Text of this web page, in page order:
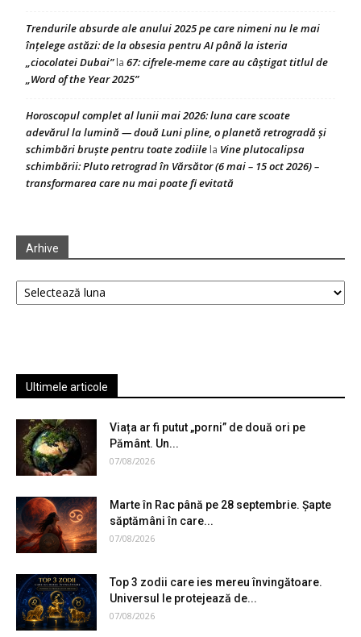
Trendurile absurde ale anului 2025 pe care nimeni nu le mai
înțelege astăzi: de la obsesia pentru AI până la isteria
„ciocolatei Dubai”la 67: cifrele-meme care au câștigat titlul de
„Word of the Year 2025”
Horoscopul complet al lunii mai 2026: luna care scoate
adevărul la lumină — două Luni pline, o planetă retrogradă și
schimbări bruște pentru toate zodiile la Vine plutocalipsa
schimbării: Pluto retrograd în Vărsător (6 mai – 15 oct 2026) –
transformarea care nu mai poate fi evitată
Arhive
Arhive
Ultimele articole
Viața ar fi putut „porni” de două ori pe
Pământ. Un...
07/08/2026
Marte în Rac până pe 28 septembrie. Șapte
săptămâni în care...
07/08/2026
Top 3 zodii care ies mereu învingătoare.
Universul le protejează de...
07/08/2026